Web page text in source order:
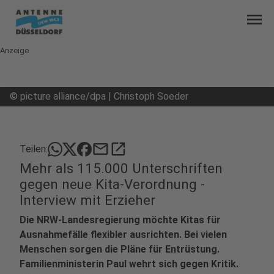
menu
Anzeige
© picture alliance/dpa | Christoph Soeder
Teilen: mailopen_in_new
Mehr als 115.000 Unterschriften
gegen neue Kita-Verordnung -
Interview mit Erzieher
Die NRW-Landesregierung möchte Kitas für
Ausnahmefälle flexibler ausrichten. Bei vielen
Menschen sorgen die Pläne für Entrüstung.
Familienministerin Paul wehrt sich gegen Kritik.